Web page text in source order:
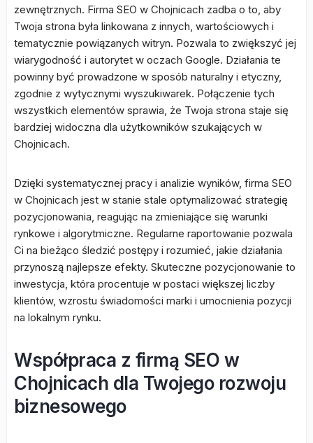
zewnętrznych. Firma SEO w Chojnicach zadba o to, aby
Twoja strona była linkowana z innych, wartościowych i
tematycznie powiązanych witryn. Pozwala to zwiększyć jej
wiarygodność i autorytet w oczach Google. Działania te
powinny być prowadzone w sposób naturalny i etyczny,
zgodnie z wytycznymi wyszukiwarek. Połączenie tych
wszystkich elementów sprawia, że Twoja strona staje się
bardziej widoczna dla użytkowników szukających w
Chojnicach.
Dzięki systematycznej pracy i analizie wyników, firma SEO
w Chojnicach jest w stanie stale optymalizować strategię
pozycjonowania, reagując na zmieniające się warunki
rynkowe i algorytmiczne. Regularne raportowanie pozwala
Ci na bieżąco śledzić postępy i rozumieć, jakie działania
przynoszą najlepsze efekty. Skuteczne pozycjonowanie to
inwestycja, która procentuje w postaci większej liczby
klientów, wzrostu świadomości marki i umocnienia pozycji
na lokalnym rynku.
Współpraca z firmą SEO w
Chojnicach dla Twojego rozwoju
biznesowego